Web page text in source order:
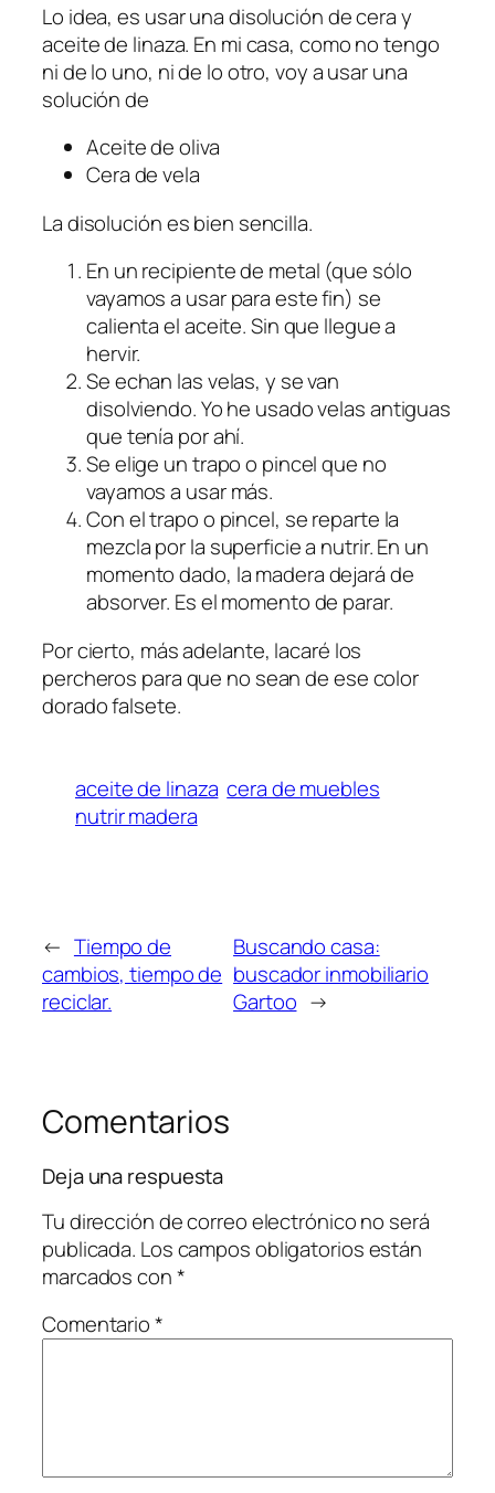
Lo idea, es usar una disolución de cera y
aceite de linaza. En mi casa, como no tengo
ni de lo uno, ni de lo otro, voy a usar una
solución de
Aceite de oliva
Cera de vela
La disolución es bien sencilla.
En un recipiente de metal (que sólo
vayamos a usar para este fin) se
calienta el aceite. Sin que llegue a
hervir.
Se echan las velas, y se van
disolviendo. Yo he usado velas antiguas
que tenía por ahí.
Se elige un trapo o pincel que no
vayamos a usar más.
Con el trapo o pincel, se reparte la
mezcla por la superficie a nutrir. En un
momento dado, la madera dejará de
absorver. Es el momento de parar.
Por cierto, más adelante, lacaré los
percheros para que no sean de ese color
dorado falsete.
aceite de linaza cera de muebles
nutrir madera
← Tiempo de
cambios, tiempo de
reciclar.
Buscando casa:
buscador inmobiliario
Gartoo →
Comentarios
Deja una respuesta
Tu dirección de correo electrónico no será
publicada. Los campos obligatorios están
marcados con*
Comentario*